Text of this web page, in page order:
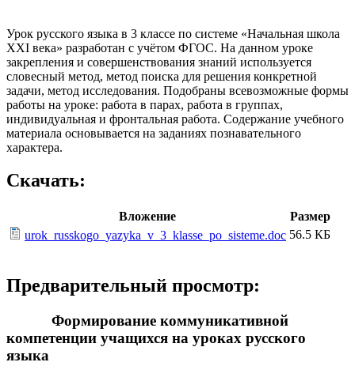
Урок русского языка в 3 классе по системе «Начальная школа
XXI века» разработан с учётом ФГОС. На данном уроке
закрепления и совершенствования знаний используется
словесный метод, метод поиска для решения конкретной
задачи, метод исследования. Подобраны всевозможные формы
работы на уроке: работа в парах, работа в группах,
индивидуальная и фронтальная работа. Содержание учебного
материала основывается на заданиях познавательного
характера.
Скачать:
Вложение
Размер
urok_russkogo_yazyka_v_3_klasse_po_sisteme.doc 56.5 КБ
Предварительный просмотр:
Формирование коммуникативной
компетенции учащихся на уроках русского
языка